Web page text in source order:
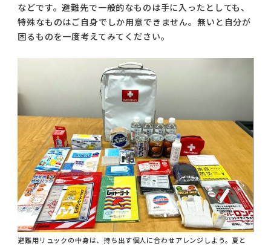
などです。避難先で一般的なものは手に入ったとしても、
特殊なものはご自身でしか用意できません。無いと自分が
困るものを一度考えてみてください。
避難用リュックの中身は、持ち出す個人に合わせアレンジしよう。夏と